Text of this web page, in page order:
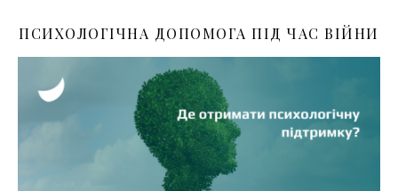
ПСИХОЛОГІЧНА ДОПОМОГА ПІД ЧАС ВІЙНИ